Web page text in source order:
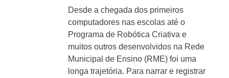
Desde a chegada dos primeiros
computadores nas escolas até o
Programa de Robótica Criativa e
muitos outros desenvolvidos na Rede
Municipal de Ensino (RME) foi uma
longa trajetória. Para narrar e registrar